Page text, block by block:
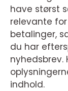
have størst
relevante
betalinger,
du har
nyhedsbrev.
indhold.